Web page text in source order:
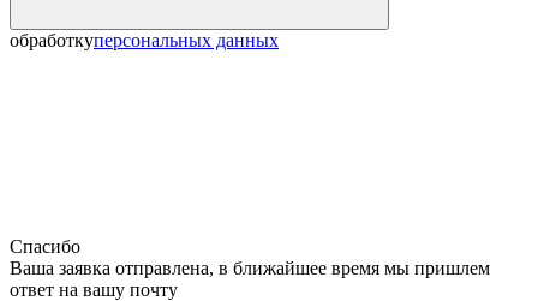
обработкуперсональных данных
Спасибо
Ваша заявка отправлена, в ближайшее время мы пришлем
ответ на вашу почту